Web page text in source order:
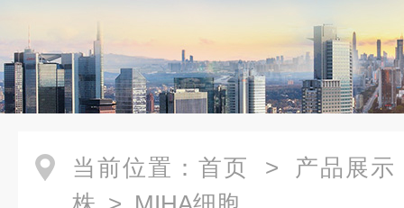
当前位置： 首页 > 产品展示